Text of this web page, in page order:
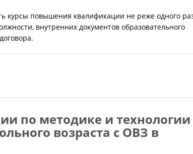
курсы повышения квалификации не реже одного
внутренних документов образовательного
по методике и технологии
возраста с ОВЗ в